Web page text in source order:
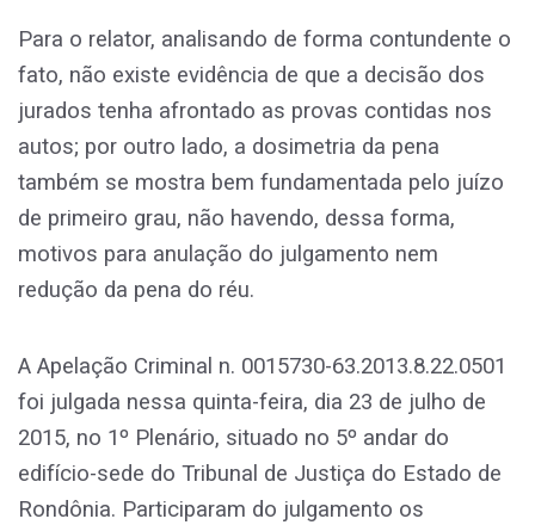
Para o relator, analisando de forma contundente o
fato, não existe evidência de que a decisão dos
jurados tenha afrontado as provas contidas nos
autos; por outro lado, a dosimetria da pena
também se mostra bem fundamentada pelo juízo
de primeiro grau, não havendo, dessa forma,
motivos para anulação do julgamento nem
redução da pena do réu.
A Apelação Criminal n. 0015730-63.2013.8.22.0501
foi julgada nessa quinta-feira, dia 23 de julho de
2015, no 1º Plenário, situado no 5º andar do
edifício-sede do Tribunal de Justiça do Estado de
Rondônia. Participaram do julgamento os